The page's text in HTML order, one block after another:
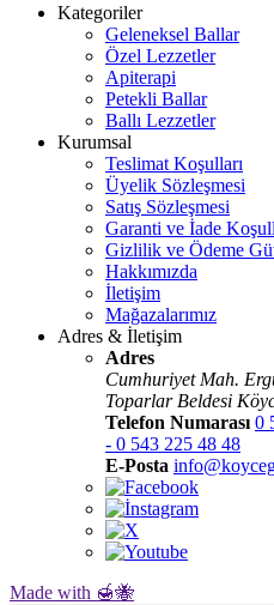
Kategoriler
Geleneksel Ballar
Özel Lezzetler
Apiterapi
Petekli Ballar
Ballı Lezzetler
Kurumsal
Teslimat Koşulları
Üyelik Sözleşmesi
Satış Sözleşmesi
Garanti ve İade
Gizlilik ve Ödeme
Hakkımızda
İletişim
Mağazalarımız
Adres & İletişim
Adres
Cumhuriyet Mah.
Toparlar Beldesi
Telefon Numarası 0
- 0 543 225 48 48
E-Posta
Made with 🍯🐝